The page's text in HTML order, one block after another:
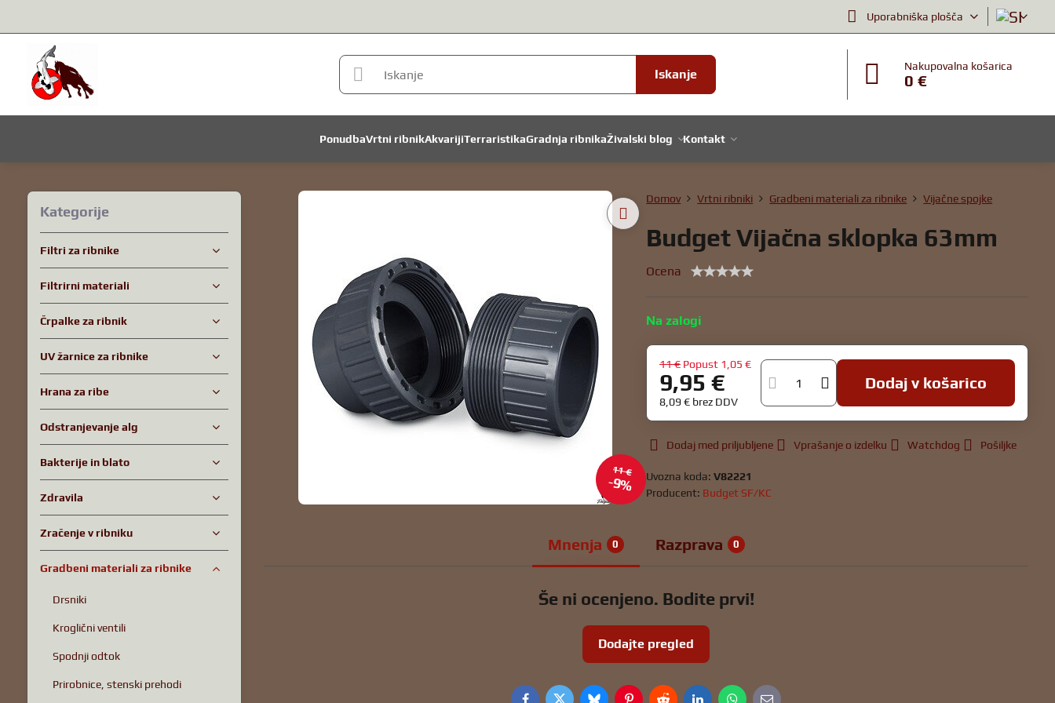
Uporabniška plošča
Iskanje
Nakupovalna košarica
0 €
PonudbaVrtni ribnikAkvarijiTerraristikaGradnja ribnikaŽivalski blog Kontakt
11 €
9%
Domov Vrtni ribniki Gradbeni materiali za ribnike Vijačne spojke
Budget Vijačna sklopka 63mm
Ocena
Na zalogi
11 € Popust 1,05 €
9,95 €
8,09 € brez DDV
Dodaj v košarico
Dodaj med priljubljene Vprašanje o izdelku Watchdog Pošiljke
Uvozna koda:V82221
Producent: Budget SF/KC
Mnenja 0 Razprava 0
Še ni ocenjeno. Bodite prvi!
Dodajte pregled
Kategorije
Filtri za ribnike
Filtrirni materiali
Črpalke za ribnik
UV žarnice za ribnike
Hrana za ribe
Odstranjevanje alg
Bakterije in blato
Zdravila
Zračenje v ribniku
Gradbeni materiali za ribnike
Drsniki
Kroglični ventili
Spodnji odtok
Prirobnice, stenski prehodi